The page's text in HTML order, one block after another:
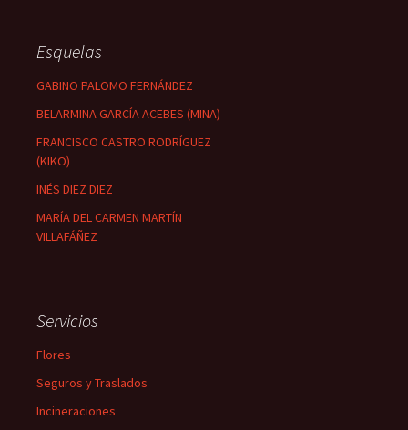
Esquelas
GABINO PALOMO FERNÁNDEZ
BELARMINA GARCÍA ACEBES (MINA)
FRANCISCO CASTRO RODRÍGUEZ
(KIKO)
INÉS DIEZ DIEZ
MARÍA DEL CARMEN MARTÍN
VILLAFÁÑEZ
Servicios
Flores
Seguros y Traslados
Incineraciones